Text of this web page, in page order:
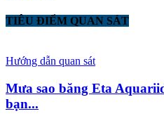
TIÊU ĐIỂM QUAN SÁT
Hướng dẫn quan sát
Mưa sao băng Eta
bạn...